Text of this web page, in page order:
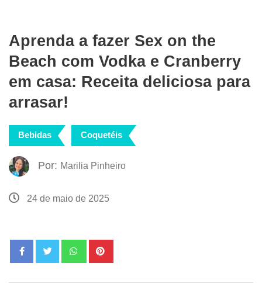
Aprenda a fazer Sex on the
Beach com Vodka e Cranberry
em casa: Receita deliciosa para
arrasar!
Bebidas Coquetéis
Por: Marilia Pinheiro
24 de maio de 2025